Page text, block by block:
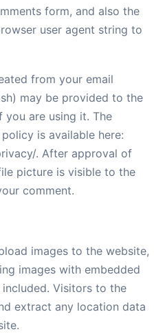
form, and also the
user agent string to
from your email
may be provided to the
you are using it. The
is available here:
. After approval of
picture is visible to the
comment.
images to the website,
images with embedded
included. Visitors to the
extract any location data